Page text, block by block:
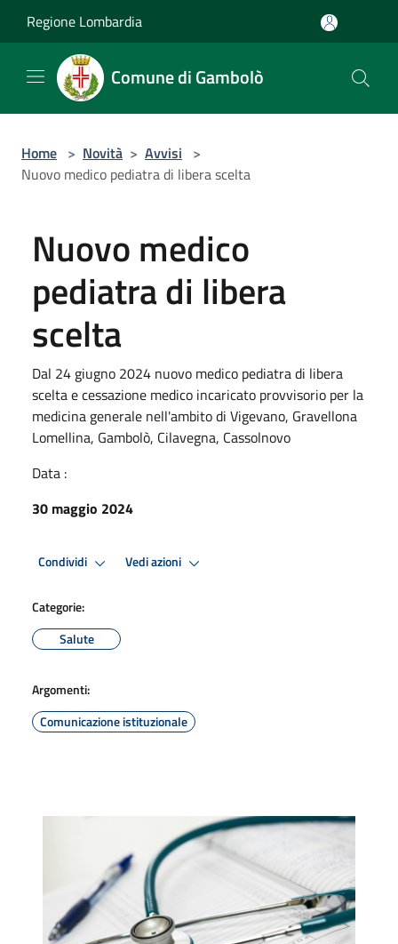
Regione Lombardia
Comune di Gambolò
Home > Novità > Avvisi >
Nuovo medico pediatra di libera scelta
Nuovo medico
pediatra di libera
scelta
Dal 24 giugno 2024 nuovo medico pediatra di libera
scelta e cessazione medico incaricato provvisorio per la
medicina generale nell'ambito di Vigevano, Gravellona
Lomellina, Gambolò, Cilavegna, Cassolnovo
Data :
30 maggio 2024
Condividi Vedi azioni
Categorie:
Salute
Argomenti:
Comunicazione istituzionale